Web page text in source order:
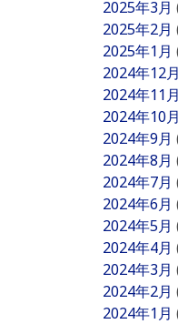
2025年3月
2025年2月
2025年1月
2024年12月
2024年11月
2024年10月
2024年9月
2024年8月
2024年7月
2024年6月
2024年5月
2024年4月
2024年3月
2024年2月
2024年1月